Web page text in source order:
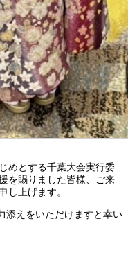
めとする千葉大会実行委
を賜りました皆様、ご来
し上げます。
添えをいただけますと幸い